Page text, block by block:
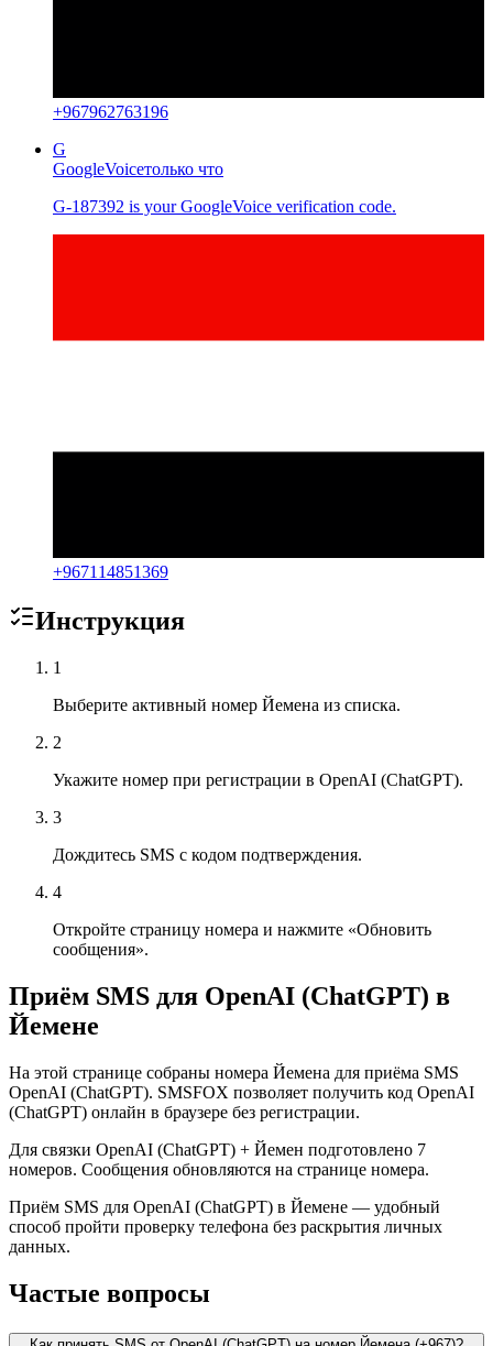
+967962763196
G
GoogleVoiceтолько что
G-187392 is your GoogleVoice verification code.
+967114851369
Инструкция
1
Выберите активный номер Йемена из списка.
2
Укажите номер при регистрации в OpenAI (ChatGPT).
3
Дождитесь SMS с кодом подтверждения.
4
Откройте страницу номера и нажмите «Обновить
сообщения».
Приём SMS для OpenAI (ChatGPT) в
Йемене
На этой странице собраны номера Йемена для приёма SMS
OpenAI (ChatGPT). SMSFOX позволяет получить код OpenAI
(ChatGPT) онлайн в браузере без регистрации.
Для связки OpenAI (ChatGPT) + Йемен подготовлено 7
номеров. Сообщения обновляются на странице номера.
Приём SMS для OpenAI (ChatGPT) в Йемене — удобный
способ пройти проверку телефона без раскрытия личных
данных.
Частые вопросы